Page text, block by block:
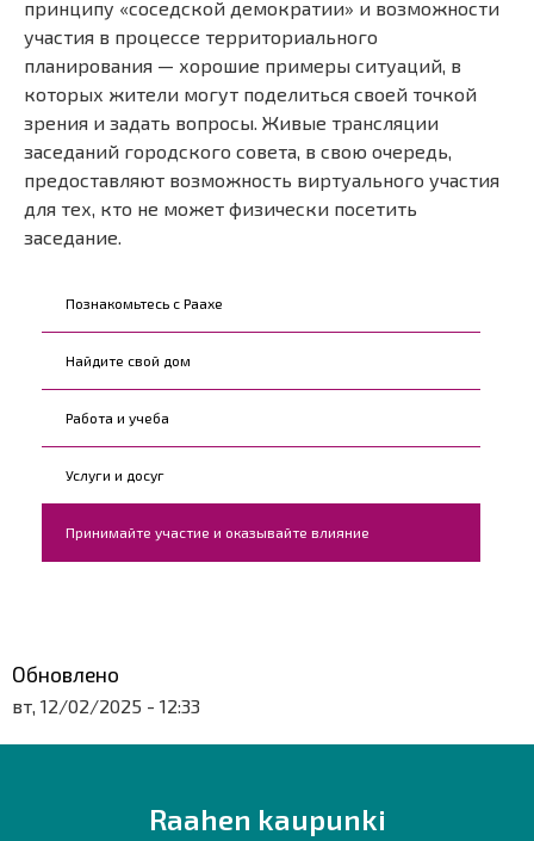
Kohderyhmät
Познакомьтесь с Раахе
Найдите свой дом
Работа и учеба
Услуги и досуг
Принимайте участие и оказывайте влияние
принципу «соседской демократии» и возможности
участия в процессе территориального
планирования — хорошие примеры ситуаций, в
которых жители могут поделиться своей точкой
зрения и задать вопросы. Живые трансляции
заседаний городского совета, в свою очередь,
предоставляют возможность виртуального участия
для тех, кто не может физически посетить
заседание.
Обновлено
вт, 12/02/2025 - 12:33
Raahen kaupunki